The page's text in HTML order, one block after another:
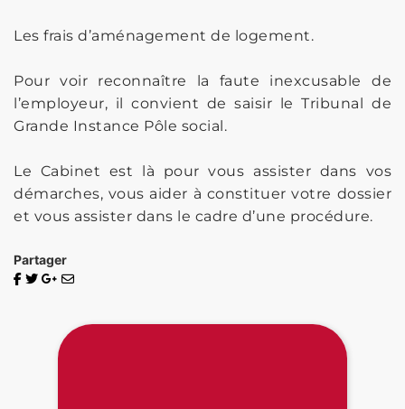
Les frais d’aménagement de logement.
Pour voir reconnaître la faute inexcusable de
l’employeur, il convient de saisir le Tribunal de
Grande Instance Pôle social.
Le Cabinet est là pour vous assister dans vos
démarches, vous aider à constituer votre dossier
et vous assister dans le cadre d’une procédure.
Partager